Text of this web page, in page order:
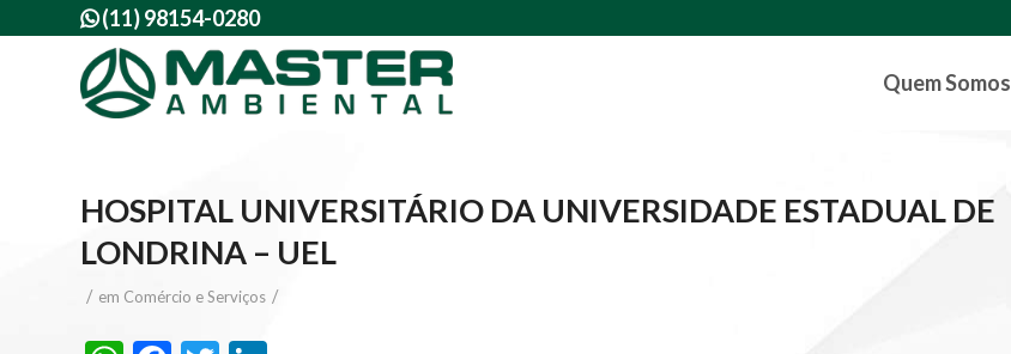
(11) 98154-0280
Quem Somos
HOSPITAL UNIVERSITÁRIO DA UNIVERSIDADE ESTADUAL DE
LONDRINA – UEL
/ em Comércio e Serviços /